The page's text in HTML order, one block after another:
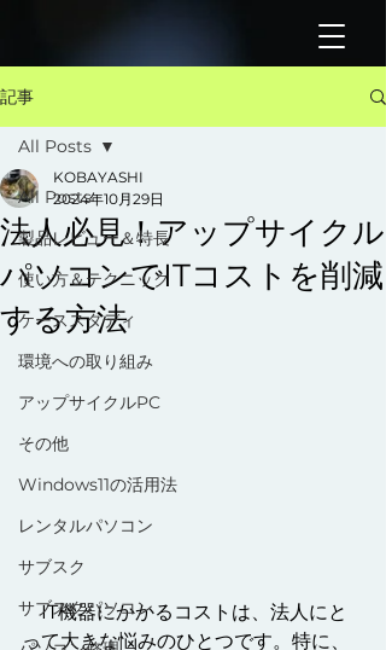
記事
All Posts
製品レビュー＆特長
使い方＆テクニック
ケーススタディ
環境への取り組み
アップサイクルPC
その他
Windows11の活用法
レンタルパソコン
サブスク
サブスクパソコン
All Posts
法人必見！アップサイクル
パソコンでITコストを削減
する方法
KOBAYASHI
2024年10月29日
IT機器にかかるコストは、法人にと
って大きな悩みのひとつです。特に、